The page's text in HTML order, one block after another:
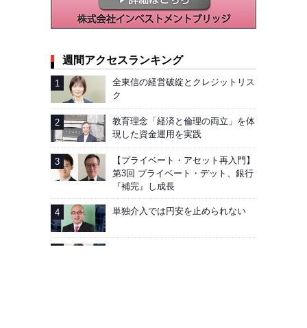
週間アクセスランキング
全東信の経営破綻とクレジットリス
ク
教育理念「経済と倫理の両立」を体
現した資金運用を実践
【プライベート・アセット再入門】
第3回 プライベート・デット、銀行
『補完』し成長
単独介入では円安を止められない